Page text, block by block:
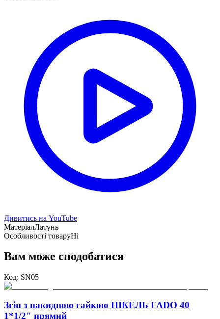
Дивитись на YouTube
МатеріалЛатунь
Особливості товаруНі
Вам може сподобатися
Код: SN05
Згін з накидною гайкою НІКЕЛЬ FADO 40
1*1/2" прямий